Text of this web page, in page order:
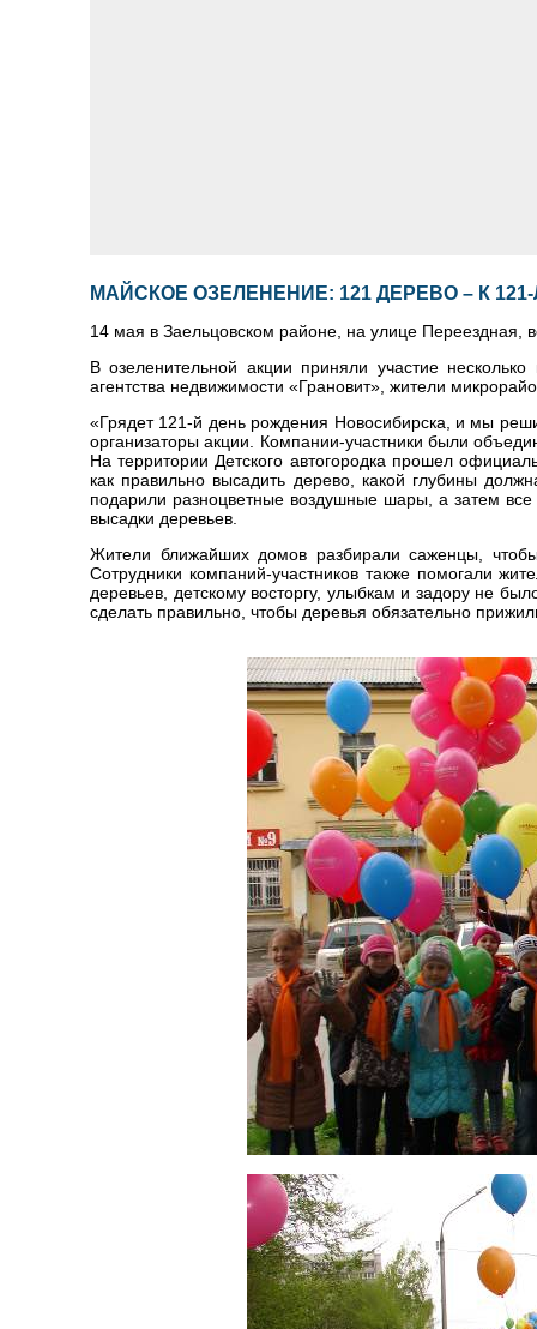
МАЙСКОЕ ОЗЕЛЕНЕНИЕ: 121 ДЕРЕВО – К
14 мая в Заельцовском районе, на улице Переездная,
В озеленительной акции приняли участие
агентства недвижимости «Грановит», жители
«Грядет 121-й день рождения Новосибирска, и мы
организаторы акции. Компании-участники были
На территории Детского автогородка прошел
как правильно высадить дерево, какой глубины
подарили разноцветные воздушные шары, а затем
высадки деревьев.
Жители ближайших домов разбирали саженцы,
Сотрудники компаний-участников также помогали
деревьев, детскому восторгу, улыбкам и задору не
сделать правильно, чтобы деревья обязательно